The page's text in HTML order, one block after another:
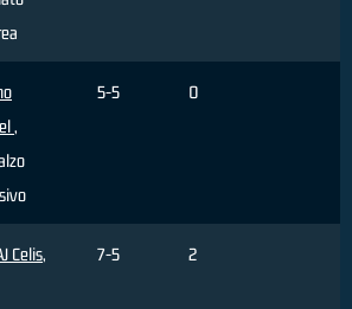
,
5-5 0
Celis,
7-5 2